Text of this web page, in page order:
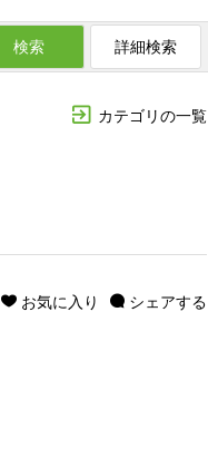
検索 詳細検索
カテゴリの一覧
シェアする
お気に入り